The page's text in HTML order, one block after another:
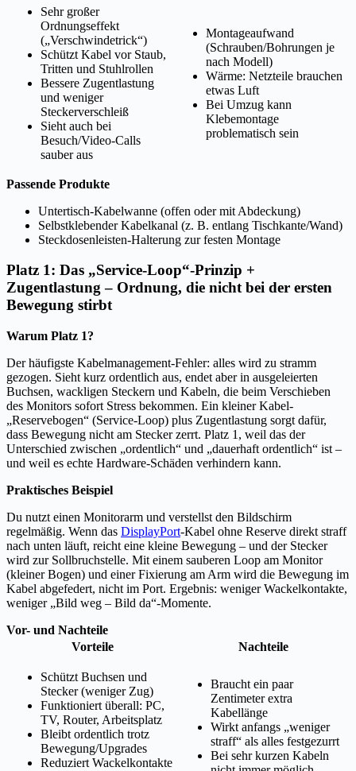
Sehr großer
Ordnungseffekt
(„Verschwindetrick“)
Schützt Kabel vor Staub,
Tritten und Stuhlrollen
Bessere Zugentlastung
und weniger
Steckerverschleiß
Sieht auch bei
Besuch/Video-Calls
sauber aus
Montageaufwand
(Schrauben/Bohrungen je
nach Modell)
Wärme: Netzteile brauchen
etwas Luft
Bei Umzug kann
Klebemontage
problematisch sein
Passende Produkte
Untertisch-Kabelwanne (offen oder mit Abdeckung)
Selbstklebender Kabelkanal (z. B. entlang Tischkante/Wand)
Steckdosenleisten-Halterung zur festen Montage
Platz 1: Das „Service-Loop“-Prinzip +
Zugentlastung – Ordnung, die nicht bei der ersten
Bewegung stirbt
Warum Platz 1?
Der häufigste Kabelmanagement-Fehler: alles wird zu stramm
gezogen. Sieht kurz ordentlich aus, endet aber in ausgeleierten
Buchsen, wackligen Steckern und Kabeln, die beim Verschieben
des Monitors sofort Stress bekommen. Ein kleiner Kabel-
„Reservebogen“ (Service-Loop) plus Zugentlastung sorgt dafür,
dass Bewegung nicht am Stecker zerrt. Platz 1, weil das der
Unterschied zwischen „ordentlich“ und „dauerhaft ordentlich“ ist –
und weil es echte Hardware-Schäden verhindern kann.
Praktisches Beispiel
Du nutzt einen Monitorarm und verstellst den Bildschirm
regelmäßig. Wenn das DisplayPort-Kabel ohne Reserve direkt straff
nach unten läuft, reicht eine kleine Bewegung – und der Stecker
wird zur Sollbruchstelle. Mit einem sauberen Loop am Monitor
(kleiner Bogen) und einer Fixierung am Arm wird die Bewegung im
Kabel abgefedert, nicht im Port. Ergebnis: weniger Wackelkontakte,
weniger „Bild weg – Bild da“-Momente.
Vor- und Nachteile
Vorteile
Nachteile
Schützt Buchsen und
Stecker (weniger Zug)
Funktioniert überall: PC,
TV, Router, Arbeitsplatz
Bleibt ordentlich trotz
Bewegung/Upgrades
Reduziert Wackelkontakte
Braucht ein paar
Zentimeter extra
Kabellänge
Wirkt anfangs „weniger
straff“ als alles festgezurrt
Bei sehr kurzen Kabeln